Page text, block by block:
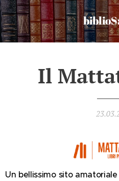
Il
Un bellissimo sito